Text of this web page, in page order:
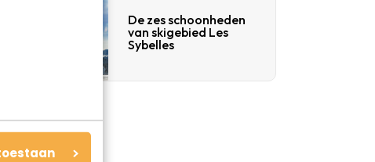
De zes schoonheden
van skigebied Les
Sybelles